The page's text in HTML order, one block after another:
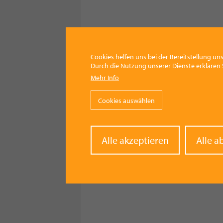
Cookies helfen uns bei der Bereitstellung
Durch die Nutzung unserer Dienste
Mehr Info
Cookies auswählen
Alle akzeptieren Alle